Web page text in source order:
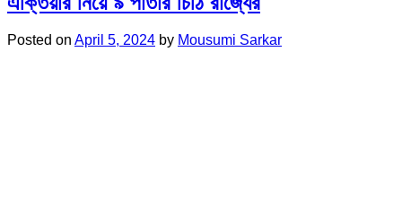
Posted on April 5, 2024 by Mousumi Sarkar